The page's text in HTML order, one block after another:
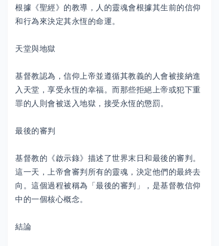
根據《聖經》的教導，人的靈魂會根據其生前的信仰
和行為來決定其永恆的命運。
天堂與地獄
基督教認為，信仰上帝並遵循其教義的人會被接納進
入天堂，享受永恆的幸福。而那些拒絕上帝或犯下重
罪的人則會被送入地獄，接受永恆的懲罰。
最後的審判
基督教的《啟示錄》描述了世界末日和最後的審判。
這一天，上帝會審判所有的靈魂，決定他們的最終去
向。這個過程被稱為「最後的審判」，是基督教信仰
中的一個核心概念。
結論